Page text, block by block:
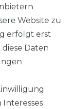
Website zu
erfolgt erst
Daten